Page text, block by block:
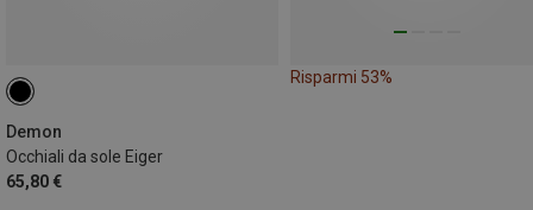
Demon
Occhiali da sole Eiger
65,80 €
Risparmi 53%